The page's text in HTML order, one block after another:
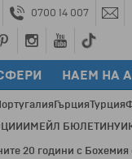
0700 14 007
НАЕМ НА
ГърцияТурция
ИМЕЙЛ БЮЛЕТИН
години с Бохемия са